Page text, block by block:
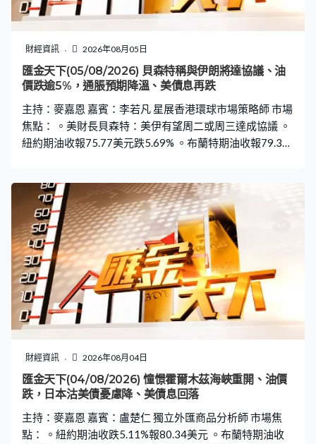
財經資訊 2026年08月05日
匯金天下(05/08/2026) 貝森特稱與伊朗將達協議、油
價跌逾5%，通脹預期降溫、美債息再跌
主持：麥嘉恩 嘉賓：李若凡 星展香港環球市場策略師 市場
焦點： 。美財長貝森特：美伊有望周二或周三達成協議 。
紐約期油收報75.77美元跌5.69% 。布蘭特期油收報79.36
日，曾再升近1.3%高見4106美元 。銀價最多升逾3%重上
過60美元 。美國6月JOLTS職位空缺降至735.9萬個低於預
期 。美國6月貿易赤字收窄至733億美元略高於預期，出口
跌0.9%、進口降1.8% 。美國6月工廠訂單按月跌0.3%遜預
期
財經資訊 2026年08月04日
匯金天下(04/08/2026) 憧憬霍爾木茲海峽重開、油價
跌，日本沽美債憂慮降、美債息回落
主持：麥嘉恩 嘉賓：盧楚仁 獨立外匯商品分析師 市場焦
點： 。紐約期油收跌5.11%報80.34美元 。布蘭特期油收